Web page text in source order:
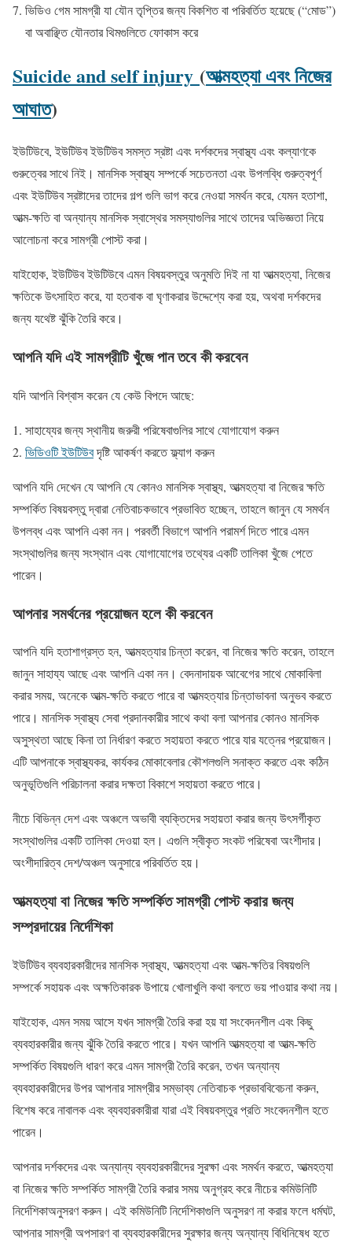
ভিডিও গেম সামগ্রী যা যৌন তৃপ্তির জন্য বিকশিত বা পরিবর্তিত হয়েছে (“মোড”)
বা অবাঞ্ছিত যৌনতার থিমগুলিতে ফোকাস করে
Suicide and self injury (আত্মহত্যা এবং নিজের
আঘাত)
ইউটিউবে, ইউটিউব ইউটিউব সমস্ত স্রষ্টা এবং দর্শকদের স্বাস্থ্য এবং কল্যাণকে
গুরুত্বের সাথে নিই। মানসিক স্বাস্থ্য সম্পর্কে সচেতনতা এবং উপলব্ধি গুরুত্বপূর্ণ
এবং ইউটিউব স্রষ্টাদের তাদের গল্প গুলি ভাগ করে নেওয়া সমর্থন করে, যেমন হতাশা,
আত্ম-ক্ষতি বা অন্যান্য মানসিক স্বাস্থের সমস্যাগুলির সাথে তাদের অভিজ্ঞতা নিয়ে
আলোচনা করে সামগ্রী পোস্ট করা।
যাইহোক, ইউটিউব ইউটিউবে এমন বিষয়বস্তুর অনুমতি দিই না যা আত্মহত্যা, নিজের
ক্ষতিকে উৎসাহিত করে, যা হতবাক বা ঘৃণাকরার উদ্দেশ্যে করা হয়, অথবা দর্শকদের
জন্য যথেষ্ট ঝুঁকি তৈরি করে।
আপনি যদি এই সামগ্রীটি খুঁজে পান তবে কী করবেন
যদি আপনি বিশ্বাস করেন যে কেউ বিপদে আছে:
সাহায্যের জন্য স্থানীয় জরুরী পরিষেবাগুলির সাথে যোগাযোগ করুন
ভিডিওটি ইউটিউবদৃষ্টি আকর্ষণ করতে ফ্ল্যাগ করুন
আপনি যদি দেখেন যে আপনি যে কোনও মানসিক স্বাস্থ্য, আত্মহত্যা বা নিজের ক্ষতি
সম্পর্কিত বিষয়বস্তু দ্বারা নেতিবাচকভাবে প্রভাবিত হচ্ছেন, তাহলে জানুন যে সমর্থন
উপলব্ধ এবং আপনি একা নন। পরবর্তী বিভাগে আপনি পরামর্শ দিতে পারে এমন
সংস্থাগুলির জন্য সংস্থান এবং যোগাযোগের তথ্যের একটি তালিকা খুঁজে পেতে
পারেন।
আপনার সমর্থনের প্রয়োজন হলে কী করবেন
আপনি যদি হতাশাগ্রস্ত হন, আত্মহত্যার চিন্তা করেন, বা নিজের ক্ষতি করেন, তাহলে
জানুন সাহায্য আছে এবং আপনি একা নন। বেদনাদায়ক আবেগের সাথে মোকাবিলা
করার সময়, অনেকে আত্ম-ক্ষতি করতে পারে বা আত্মহত্যার চিন্তাভাবনা অনুভব করতে
পারে। মানসিক স্বাস্থ্য সেবা প্রদানকারীর সাথে কথা বলা আপনার কোনও মানসিক
অসুস্থতা আছে কিনা তা নির্ধারণ করতে সহায়তা করতে পারে যার যত্নের প্রয়োজন।
এটি আপনাকে স্বাস্থ্যকর, কার্যকর মোকাবেলার কৌশলগুলি সনাক্ত করতে এবং কঠিন
অনুভূতিগুলি পরিচালনা করার দক্ষতা বিকাশে সহায়তা করতে পারে।
নীচে বিভিন্ন দেশ এবং অঞ্চলে অভাবী ব্যক্তিদের সহায়তা করার জন্য উৎসর্গীকৃত
সংস্থাগুলির একটি তালিকা দেওয়া হল। এগুলি স্বীকৃত সংকট পরিষেবা অংশীদার।
অংশীদারিত্ব দেশ/অঞ্চল অনুসারে পরিবর্তিত হয়।
আত্মহত্যা বা নিজের ক্ষতি সম্পর্কিত সামগ্রী পোস্ট করার জন্য
সম্প্রদায়ের নির্দেশিকা
ইউটিউব ব্যবহারকারীদের মানসিক স্বাস্থ্য, আত্মহত্যা এবং আত্ম-ক্ষতির বিষয়গুলি
সম্পর্কে সহায়ক এবং অক্ষতিকারক উপায়ে খোলাখুলি কথা বলতে ভয় পাওয়ার কথা নয়।
যাইহোক, এমন সময় আসে যখন সামগ্রী তৈরি করা হয় যা সংবেদনশীল এবং কিছু
ব্যবহারকারীর জন্য ঝুঁকি তৈরি করতে পারে। যখন আপনি আত্মহত্যা বা আত্ম-ক্ষতি
সম্পর্কিত বিষয়গুলি ধারণ করে এমন সামগ্রী তৈরি করেন, তখন অন্যান্য
ব্যবহারকারীদের উপর আপনার সামগ্রীর সম্ভাব্য নেতিবাচক প্রভাববিবেচনা করুন,
বিশেষ করে নাবালক এবং ব্যবহারকারীরা যারা এই বিষয়বস্তুর প্রতি সংবেদনশীল হতে
পারেন।
আপনার দর্শকদের এবং অন্যান্য ব্যবহারকারীদের সুরক্ষা এবং সমর্থন করতে, আত্মহত্যা
বা নিজের ক্ষতি সম্পর্কিত সামগ্রী তৈরি করার সময় অনুগ্রহ করে নীচের কমিউনিটি
নির্দেশিকাঅনুসরণ করুন। এই কমিউনিটি নির্দেশিকাগুলি অনুসরণ না করার ফলে ধর্মঘট,
আপনার সামগ্রী অপসারণ বা ব্যবহারকারীদের সুরক্ষার জন্য অন্যান্য বিধিনিষেধ হতে